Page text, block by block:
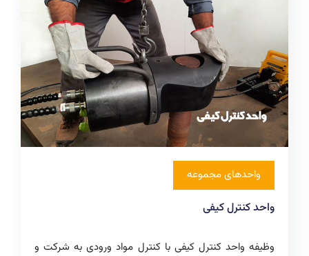
واحدهای مجموعه
واحد کنترل کیفی
وظیفه واحد کنترل کیفی با کنترل مواد ورودی به شرکت و